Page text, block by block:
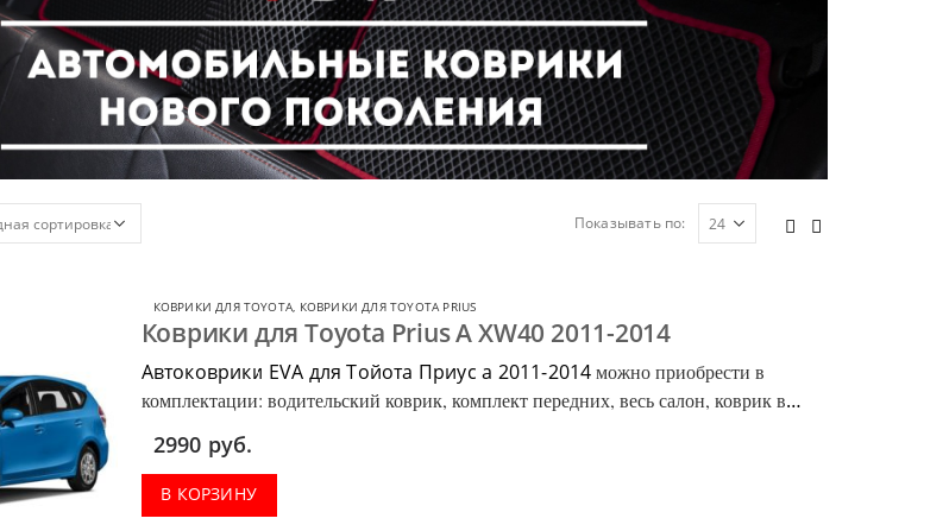
Показывать по:
КОВРИКИ ДЛЯ TOYOTA, КОВРИКИ ДЛЯ TOYOTA PRIUS
Коврики для Toyota Prius A XW40 2011-2014
Автоковрики EVA для Тойота Приус а 2011-2014можно приобрести в
комплектации: водительский коврик, комплект передних, весь салон, коврик в
2990 руб.
В КОРЗИНУ